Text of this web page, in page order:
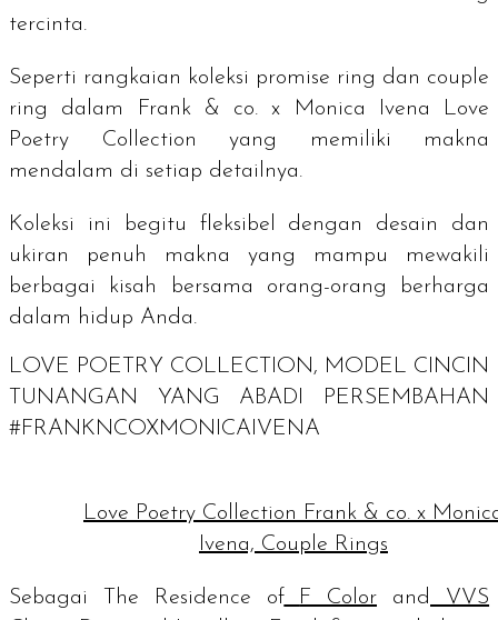
tercinta.
Seperti rangkaian koleksi promise ring dan couple
ring dalam Frank & co. x Monica Ivena Love
Poetry Collection yang memiliki makna
mendalam di setiap detailnya.
Koleksi ini begitu fleksibel dengan desain dan
ukiran penuh makna yang mampu mewakili
berbagai kisah bersama orang-orang berharga
dalam hidup Anda.
LOVE POETRY COLLECTION, MODEL CINCIN
TUNANGAN YANG ABADI PERSEMBAHAN
#FRANKNCOXMONICAIVENA
Love Poetry Collection Frank & co. x
Ivena, Couple Rings
Sebagai The Residence of F Color and
VVS